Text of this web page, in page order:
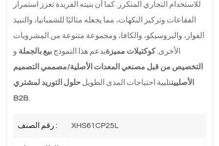
للاستخدام التجاري المتكرر. كما أن بنيته الفريدة تعزز استمرار
الفقاعات وتركيز النكهات، مما يجعله مثاليًا للشمبانيا، والنبيذ
الفوار، والبروسيكو، والكافا، ومجموعة متنوعة من المشروبات
الأخرى. كوكتيلات مميزةيدعم هذا النموذج بيع بالجملة و
التخصيص من قبل مصنعي المعدات الأصلية/مصممي التصميم
الأصليينتلبية احتياجات المدى الطويل حلول التوريد لمشتري
B2B
رقم الصنف : XHS61CP25L